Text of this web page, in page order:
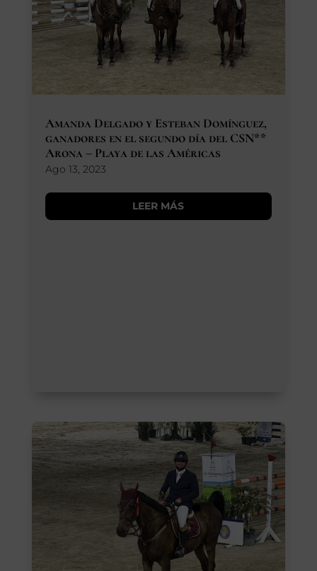
Amanda Delgado y Esteban Domínguez,
ganadores en el segundo día del CSN**
Arona – Playa de las Américas
Ago 13, 2023
LEER MÁS